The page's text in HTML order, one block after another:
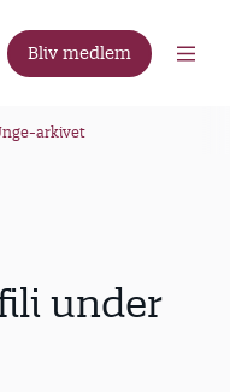
Bliv medlem
arkivet
under